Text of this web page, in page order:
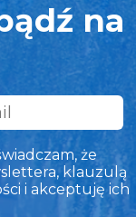
na
że
klauzulą
i akceptuję ich